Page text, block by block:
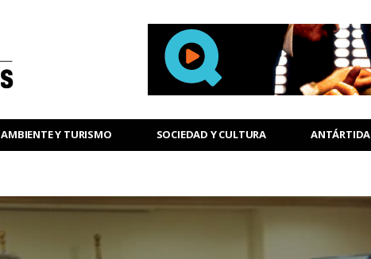
AMBIENTE Y TURISMO SOCIEDAD Y CULTURA ANTÁRTIDA